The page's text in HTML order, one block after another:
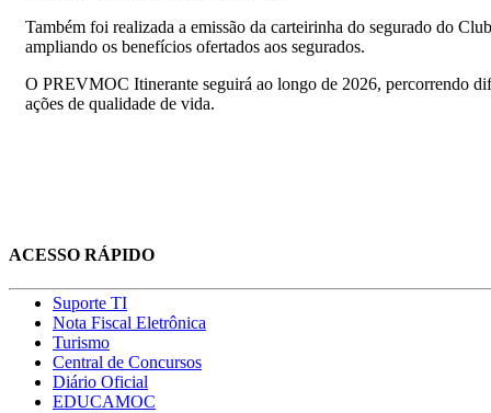
Também foi realizada a emissão da carteirinha do segurado do
ampliando os benefícios ofertados aos segurados.
O PREVMOC Itinerante seguirá ao longo de 2026, percorrendo
ações de qualidade de vida.
ACESSO RÁPIDO
Suporte TI
Nota Fiscal Eletrônica
Turismo
Central de Concursos
Diário Oficial
EDUCAMOC